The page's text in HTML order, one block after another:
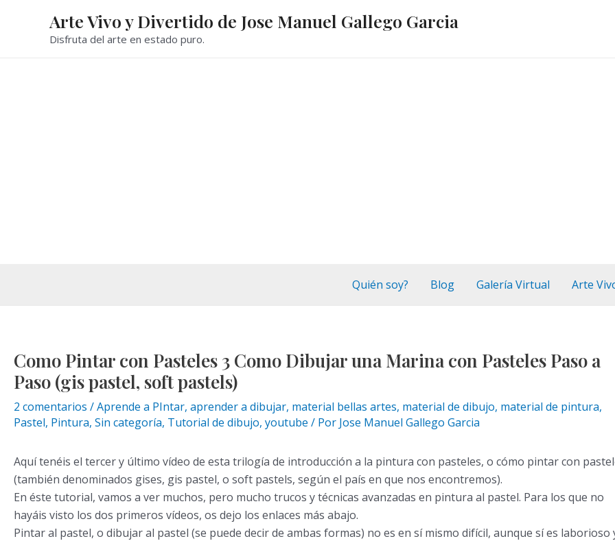
contenido
Arte Vivo y Divertido de Jose Manuel Gallego Garcia
Disfruta del arte en estado puro.
Quién soy? Blog Galería Virtual Arte
Como Pintar con Pasteles 3 Como Dibujar una Marina con Pasteles Paso a
Paso (gis pastel, soft pastels)
2 comentarios /Aprende a PIntar, aprender a dibujar, material bellas artes, material de dibujo, material de pintura,
Pastel, Pintura, Sin categoría, Tutorial de dibujo, youtube / Por Jose Manuel Gallego Garcia
Aquí tenéis el tercer y último vídeo de esta trilogía de introducción a la pintura con pasteles, o cómo pintar con
(también denominados gises, gis pastel, o soft pastels, según el país en que nos encontremos).
En éste tutorial, vamos a ver muchos, pero mucho trucos y técnicas avanzadas en pintura al pastel. Para los que no
hayáis visto los dos primeros vídeos, os dejo los enlaces más abajo.
Pintar al pastel, o dibujar al pastel (se puede decir de ambas formas) no es en sí mismo difícil, aunque sí es laborioso